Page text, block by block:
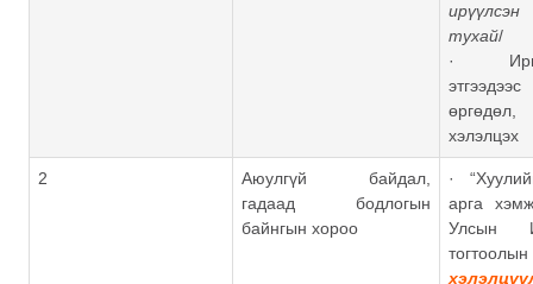
тухай/
·
хэлэлцэх
2
Аюулгүй байдал,
гадаад бодлогын
байнгын хороо
·
арга
Улсын